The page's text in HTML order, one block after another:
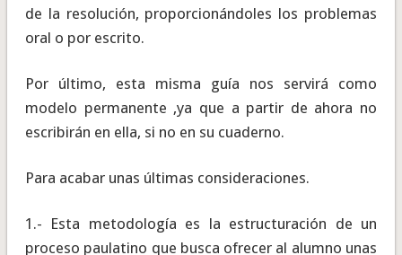
de la resolución, proporcionándoles los problemas
oral o por escrito.
Por último, esta misma guía nos servirá como
modelo permanente ,ya que a partir de ahora no
escribirán en ella, si no en su cuaderno.
Para acabar unas últimas consideraciones.
1.- Esta metodología es la estructuración de un
proceso paulatino que busca ofrecer al alumno unas